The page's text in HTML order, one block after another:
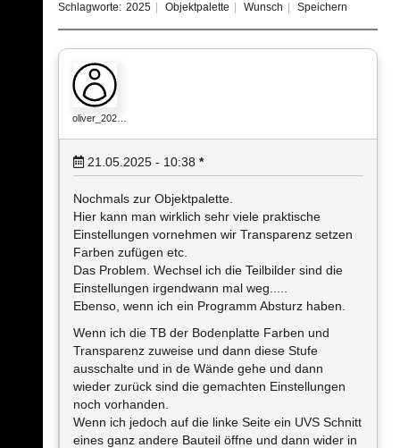
Schlagworte: 2025 Objektpalette Wunsch Speichern
oliver_202…
21.05.2025 - 10:38 *
Nochmals zur Objektpalette.
Hier kann man wirklich sehr viele praktische
Einstellungen vornehmen wir Transparenz setzen
Farben zufügen etc.
Das Problem. Wechsel ich die Teilbilder sind die
Einstellungen irgendwann mal weg.....
Ebenso, wenn ich ein Programm Absturz haben.
Wenn ich die TB der Bodenplatte Farben und
Transparenz zuweise und dann diese Stufe
ausschalte und in de Wände gehe und dann
wieder zurück sind die gemachten Einstellungen
noch vorhanden.
Wenn ich jedoch auf die linke Seite ein UVS Schnitt
eines ganz andere Bauteil öffne und dann wider in